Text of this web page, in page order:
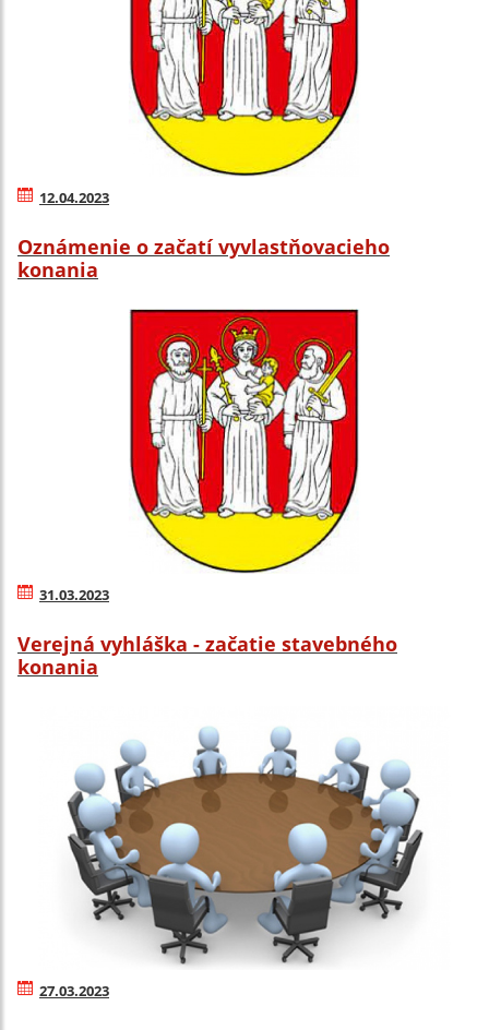
12.04.2023
Oznámenie o začatí vyvlastňovacieho
konania
31.03.2023
Verejná vyhláška - začatie stavebného
konania
27.03.2023